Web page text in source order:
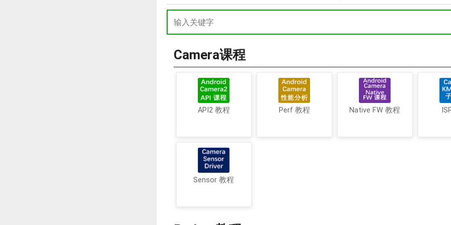
Camera课程
API2 教程 Perf 教程 Native FW 教程
Sensor 教程